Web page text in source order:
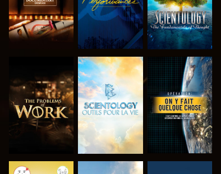
DÉCOUVRIR
LES SÉRIES
DÉCOUVRIR
LES SÉRIES
REGARDER